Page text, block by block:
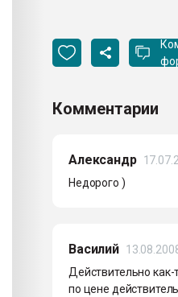
Комментарии
Александр
Недорого )
Василий
Действительно как-
по цене